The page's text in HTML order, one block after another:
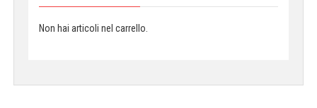
Non hai articoli nel carrello.